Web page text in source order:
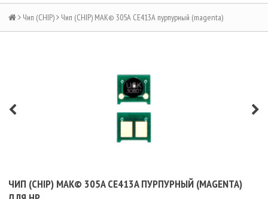
Чип (CHIP) Чип (CHIP) MAK© 305A CE413A пурпурный (magenta)
ЧИП (CHIP) MAK© 305A CE413A ПУРПУРНЫЙ (MAGENTA)